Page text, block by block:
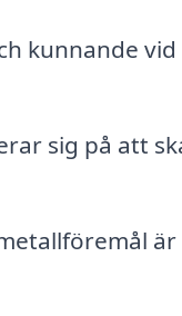
kunnande
sig på att